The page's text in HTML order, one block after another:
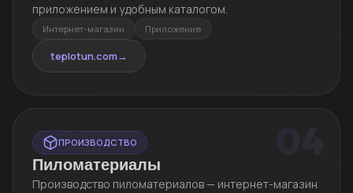
приложением и удобным каталогом.
Интернет-магазин Приложение
teplotun.com→
ПРОИЗВОДСТВО
Пиломатериалы
Производство пиломатериалов — интернет-магазин